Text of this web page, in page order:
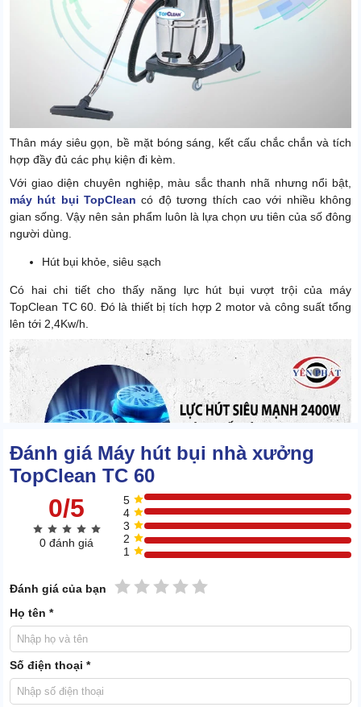
Thân máy siêu gọn, bề mặt bóng sáng, kết cấu chắc chắn và tích
hợp đầy đủ các phụ kiện đi kèm.
Với giao diện chuyên nghiệp, màu sắc thanh nhã nhưng nổi bật,
máy hút bụi TopClean có độ tương thích cao với nhiều không
gian sống. Vậy nên sản phẩm luôn là lựa chọn ưu tiên của số đông
người dùng.
Hút bụi khỏe, siêu sạch
Có hai chi tiết cho thấy năng lực hút bụi vượt trội của máy
TopClean TC 60. Đó là thiết bị tích hợp 2 motor và công suất tổng
lên tới 2,4Kw/h.
Đánh giá Máy hút bụi nhà xưởng
TopClean TC 60
0/5
0 đánh giá
5
4
3
2
1
Đánh giá của bạn 5 sao
4 sao
3 sao
2 sao
1 sao
Họ tên *
Số điện thoại *